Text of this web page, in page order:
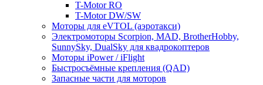
T-Motor RO
T-Motor DW/SW
Моторы для eVTOL (аэротакси)
Электромоторы Scorpion, MAD, BrotherHobby,
SunnySky, DualSky для квадрокоптеров
Моторы iPower / iFlight
Быстросъёмные крепления (QAD)
Запасные части для моторов